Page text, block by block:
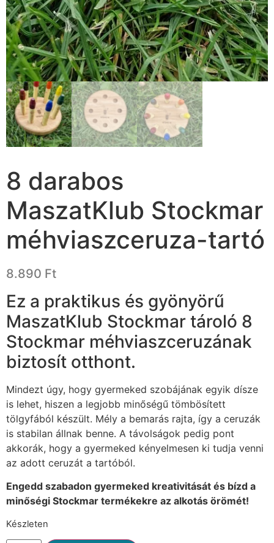
8 darabos
MaszatKlub Stockmar
méhviaszceruza-tartó
8.890 Ft
Ez a praktikus és gyönyörű
MaszatKlub Stockmar tároló 8
Stockmar méhviaszceruzának
biztosít otthont.
Mindezt úgy, hogy gyermeked szobájának egyik dísze
is lehet, hiszen a legjobb minőségű tömbösített
tölgyfából készült. Mély a bemarás rajta, így a ceruzák
is stabilan állnak benne. A távolságok pedig pont
akkorák, hogy a gyermeked kényelmesen ki tudja venni
az adott ceruzát a tartóból.
Engedd szabadon gyermeked kreativitását és bízd a
minőségi Stockmar termékekre az alkotás örömét!
Készleten